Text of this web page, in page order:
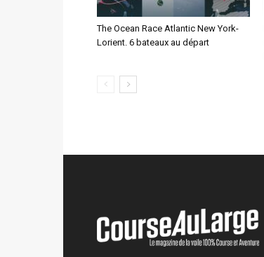
The Ocean Race Atlantic New York-
Lorient. 6 bateaux au départ